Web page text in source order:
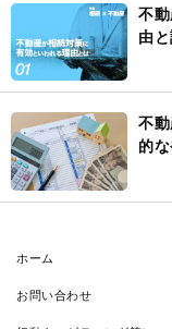
不
由
不
的
ホーム
お問い合わせ